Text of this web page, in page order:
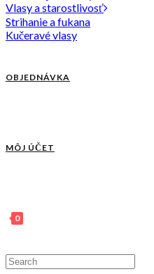
Vlasy a starostlivosť
Strihanie a fukana
Kučeravé vlasy
OBJEDNÁVKA
MÔJ ÚČET
0